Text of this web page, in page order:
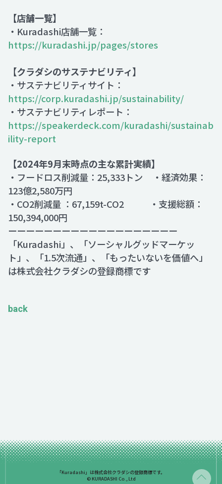
【店舗一覧】
・Kuradashi店舗一覧：
https://kuradashi.jp/pages/stores
【クラダシのサステナビリティ】
・サステナビリティサイト：
https://corp.kuradashi.jp/sustainability/
・サステナビリティレポート：
https://speakerdeck.com/kuradashi/sustainab
ility-report
【2024年9月末時点の主な累計実績】
・フードロス削減量：25,333トン ・経済効果：
123億2,580万円
・CO2削減量 ：67,159t-CO2 ・支援総額：
150,394,000円
ーーーーーーーーーーーーーーーーーーー
「Kuradashi」、「ソーシャルグッドマーケッ
ト」、「1.5次流通」、「もったいないを価値へ」
は株式会社クラダシの登録商標です
back
「Kuradashi」は株式会社クラダシの登録商標です。
© KURADASHI Co., Ltd